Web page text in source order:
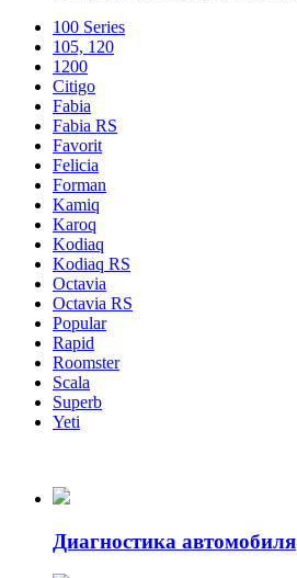
100 Series
105, 120
1200
Citigo
Fabia
Fabia RS
Favorit
Felicia
Forman
Kamiq
Karoq
Kodiaq
Kodiaq RS
Octavia
Octavia RS
Popular
Rapid
Roomster
Scala
Superb
Yeti
Диагностика автомобиля